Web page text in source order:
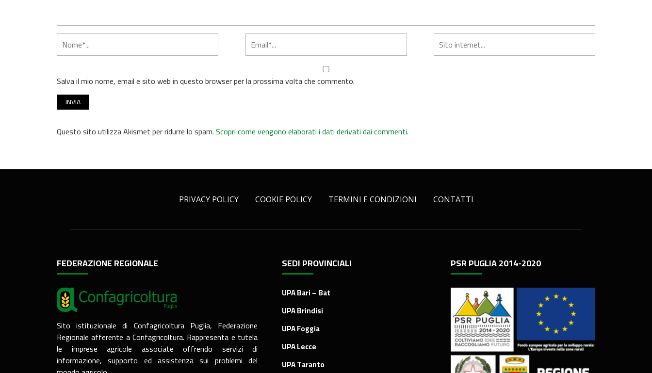
Salva il mio nome, email e sito web in questo browser per la prossima volta che commento.
Questo sito utilizza Akismet per ridurre lo spam.Scopri come vengono elaborati i dati derivati dai commenti.
PRIVACY POLICY COOKIE POLICY TERMINI E CONDIZIONI CONTATTI
FEDERAZIONE REGIONALE
Sito istituzionale di Confagricoltura Puglia, Federazione
Regionale afferente a Confagricoltura. Rappresenta e tutela
le imprese agricole associate offrendo servizi di
informazione, supporto ed assistenza sui problemi del
SEDI PROVINCIALI
UPA Bari – Bat
UPA Brindisi
UPA Foggia
UPA Lecce
UPA Taranto
PSR PUGLIA 2014-2020